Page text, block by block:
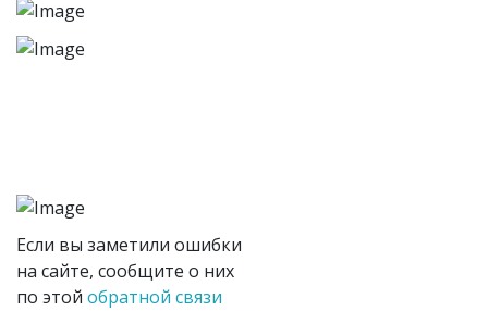
Если вы заметили ошибки
на сайте, сообщите о них
по этой обратной связи